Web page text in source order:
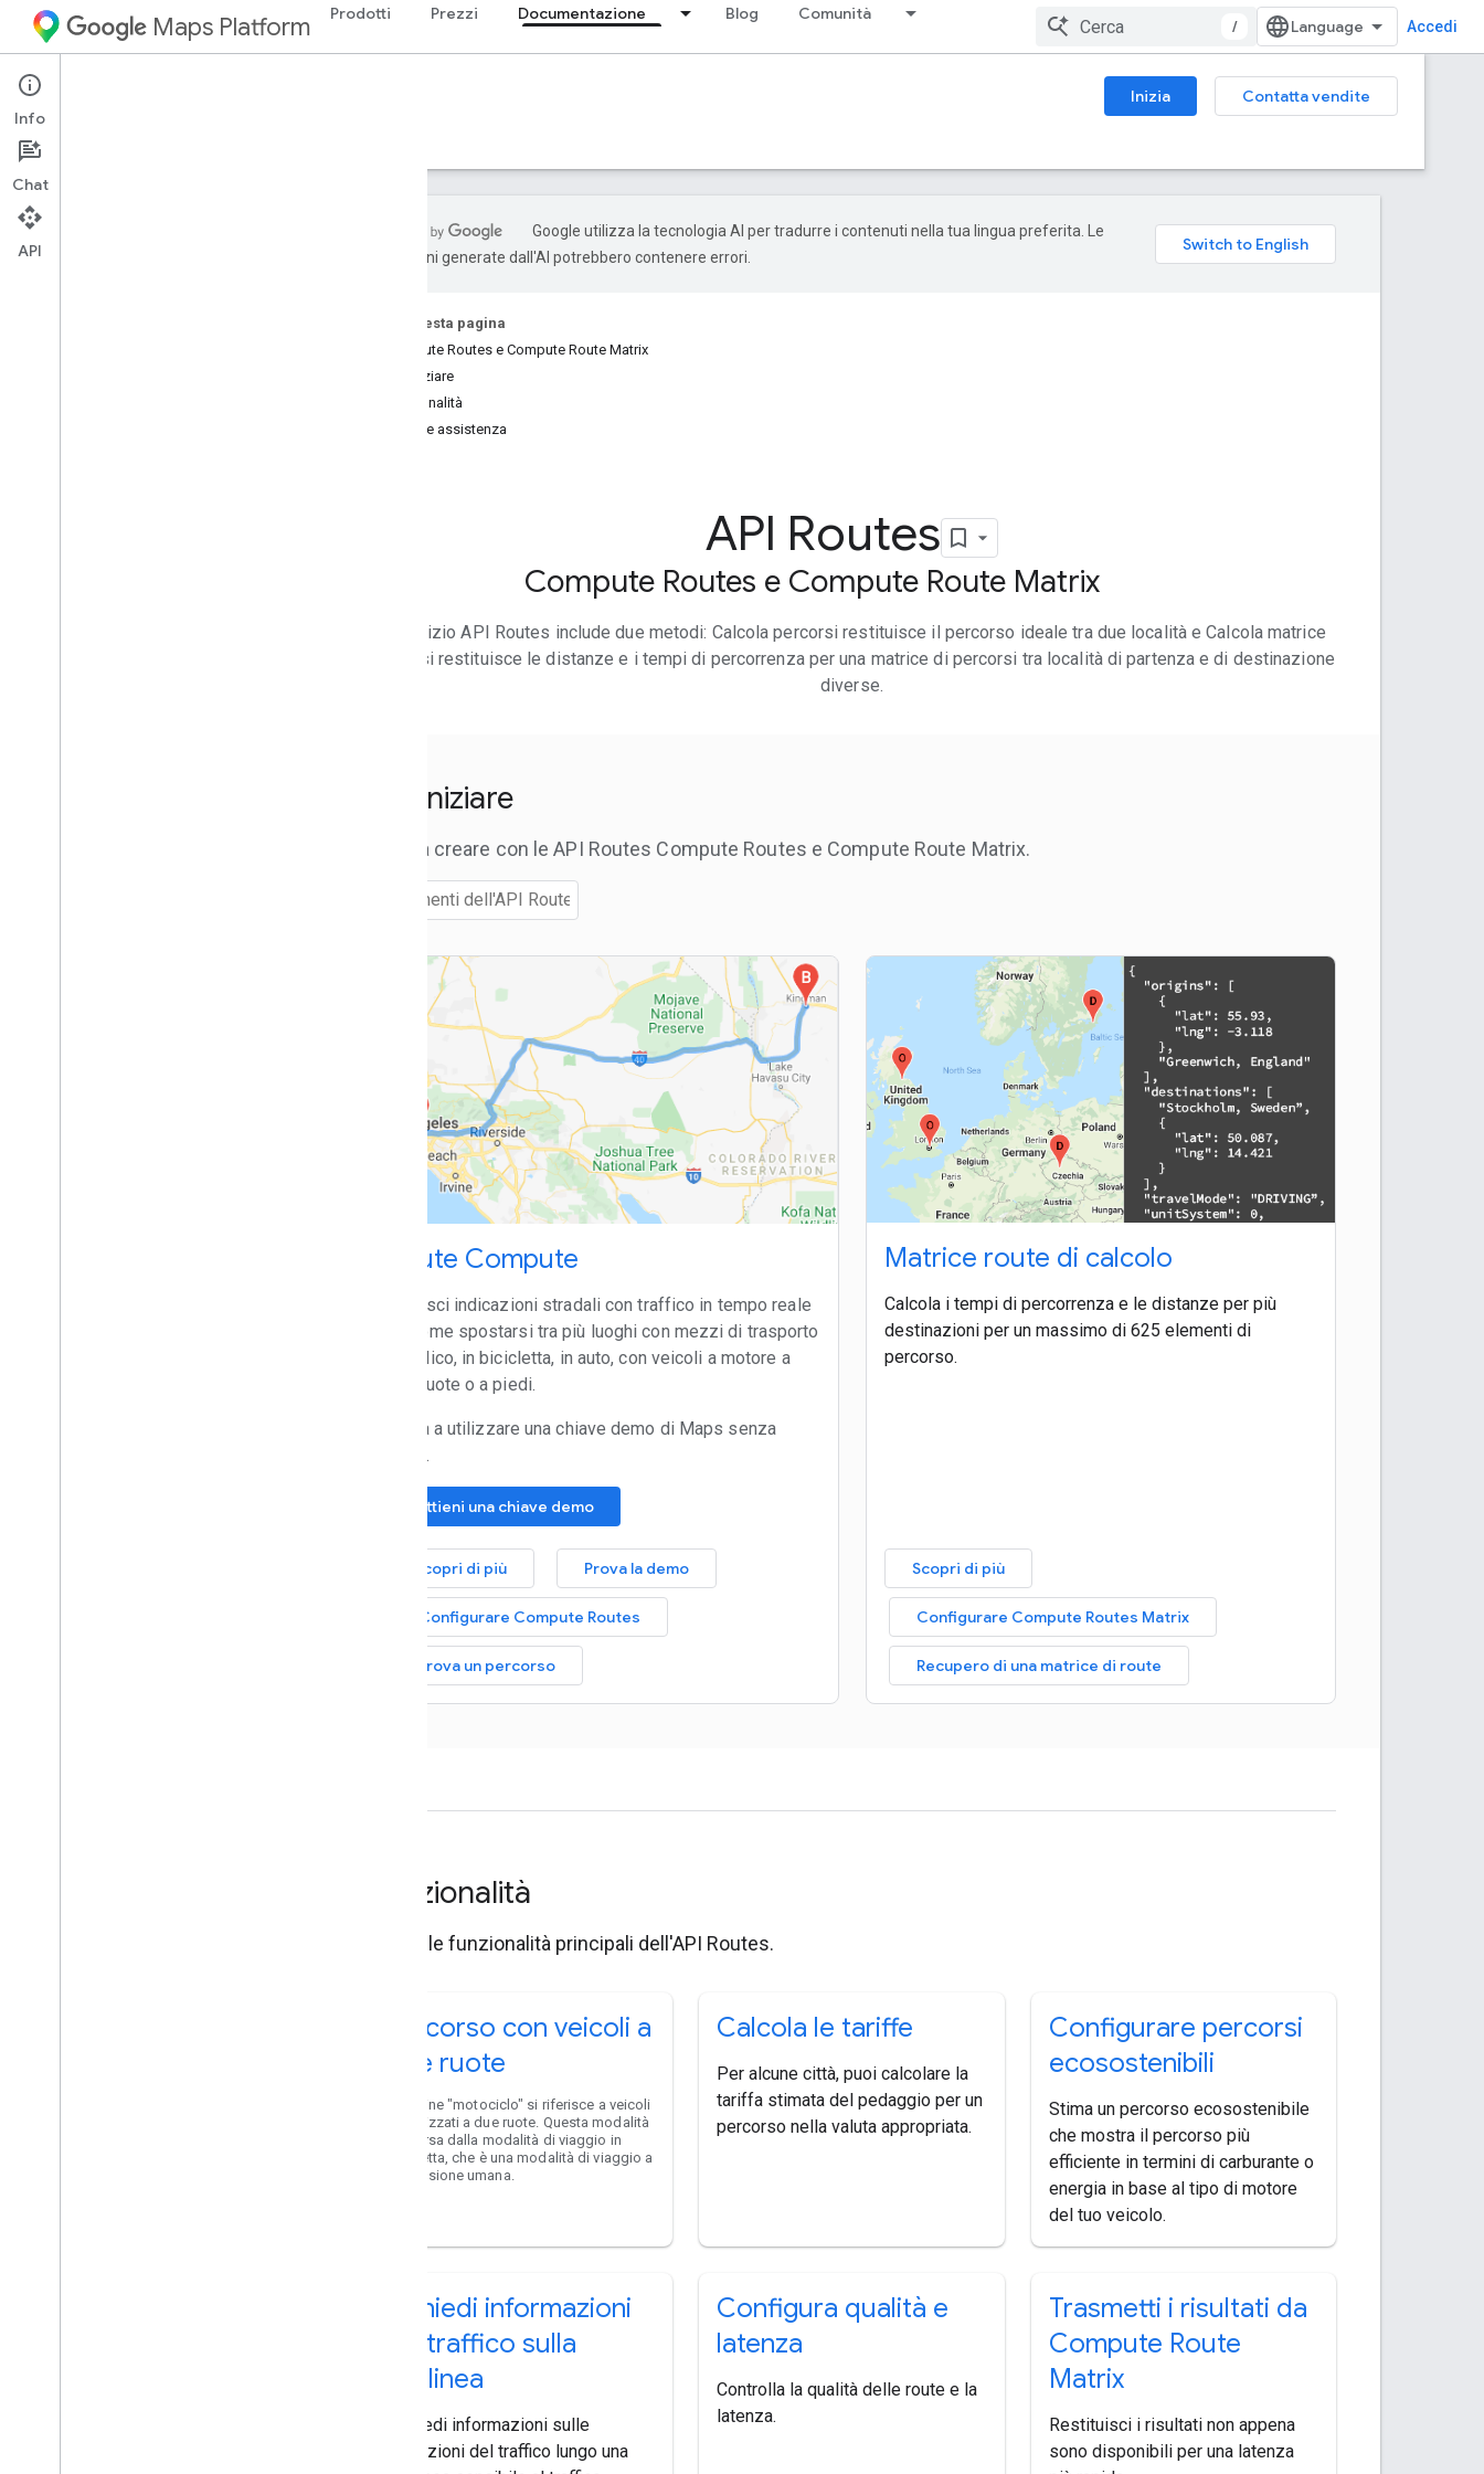
Maps Platform Prodotti Prezzi Documentazione Blog Comunità
/ Accedi
Web Services Inizia
Contatta vendite
Guide
Google utilizza la tecnologia AI per tradurre i contenuti nella tua lingua preferita. Le
traduzioni generate dall'AI potrebbero contenere errori.
Su questa pagina
Compute Routes e Compute Route Matrix
Per iniziare
Funzionalità
Guida e assistenza
API Routes
Compute Routes e Compute Route Matrix
Il servizio API Routes include due metodi: Calcola percorsi restituisce il percorso ideale tra due località e Calcola matrice
percorsi restituisce le distanze e i tempi di percorrenza per una matrice di percorsi tra località di partenza e di destinazione
diverse.
Per iniziare
Inizia a creare con le API Routes Compute Routes e Compute Route Matrix.
Route Compute
Fornisci indicazioni stradali con traffico in tempo reale
su come spostarsi tra più luoghi con mezzi di trasporto
pubblico, in bicicletta, in auto, con veicoli a motore a
due ruote o a piedi.
Inizia a utilizzare una chiave demo di Maps senza
costi.
Ottieni una chiave demo
Scopri di più Prova la demo
Configurare Compute Routes
Trova un percorso
Matrice route di calcolo
Calcola i tempi di percorrenza e le distanze per più
destinazioni per un massimo di 625 elementi di
percorso.
Scopri di più
Configurare Compute Routes Matrix
Recupero di una matrice di route
Funzionalità
Scopri le funzionalità principali dell'API Routes.
Percorso con veicoli a
due ruote
Il termine "motociclo" si riferisce a veicoli
motorizzati a due ruote. Questa modalità
è diversa dalla modalità di viaggio in
bicicletta, che è una modalità di viaggio a
propulsione umana.
Calcola le tariffe
Per alcune città, puoi calcolare la
tariffa stimata del pedaggio per un
percorso nella valuta appropriata.
Configurare percorsi
ecosostenibili
Stima un percorso ecosostenibile
che mostra il percorso più
efficiente in termini di carburante o
energia in base al tipo di motore
del tuo veicolo.
Richiedi informazioni
sul traffico sulla
polilinea
Richiedi informazioni sulle
condizioni del traffico lungo una
Configura qualità e
latenza
Controlla la qualità delle route e la
latenza.
Trasmetti i risultati da
Compute Route
Matrix
Restituisci i risultati non appena
sono disponibili per una latenza
Info
Chat
API